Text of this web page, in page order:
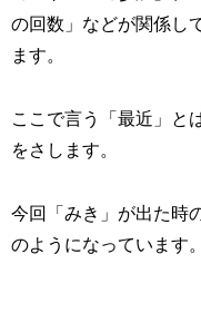
の回数」などが関係し
ます。
ここで言う「最近」と
をさします。
今回「みき」が出た時
のようになっています。